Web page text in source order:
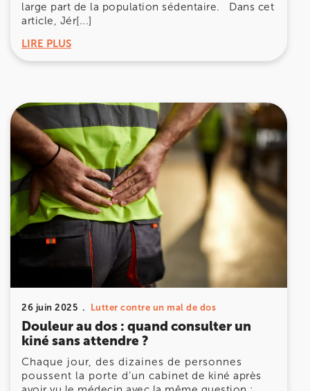
large part de la population sédentaire. Dans cet
article, Jér[...]
LIRE PLUS
26 juin 2025 Lutter contre un mal de dos
Douleur au dos : quand consulter un
kiné sans attendre ?
Chaque jour, des dizaines de personnes
poussent la porte d’un cabinet de kiné après